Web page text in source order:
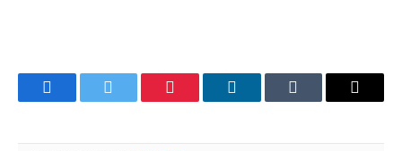
FacebookTwitter Pinterest LinkedInTumblr
E-